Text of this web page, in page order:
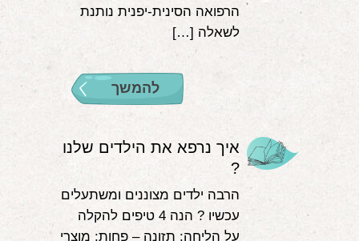
הרפואה הסינית-יפנית נותנת
לשאלה […]
להמשך
איך נרפא את הילדים שלנו
?
הרבה ילדים מצוננים ומשתעלים
עכשיו ? הנה 4 טיפים להקלה
על הליחה: תזונה – פחות: מוצרי